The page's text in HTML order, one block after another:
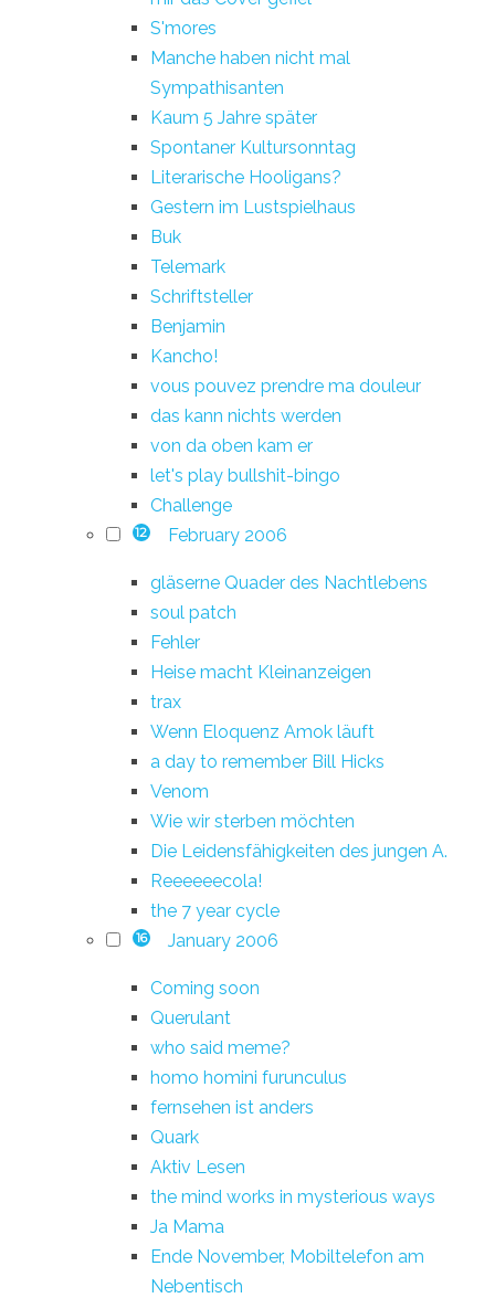
S'mores
Manche haben nicht mal
Sympathisanten
Kaum 5 Jahre später
Spontaner Kultursonntag
Literarische Hooligans?
Gestern im Lustspielhaus
Buk
Telemark
Schriftsteller
Benjamin
Kancho!
vous pouvez prendre ma douleur
das kann nichts werden
von da oben kam er
let's play bullshit-bingo
Challenge
12 February 2006
gläserne Quader des Nachtlebens
soul patch
Fehler
Heise macht Kleinanzeigen
trax
Wenn Eloquenz Amok läuft
a day to remember Bill Hicks
Venom
Wie wir sterben möchten
Die Leidensfähigkeiten des jungen A.
Reeeeeecola!
the 7 year cycle
16 January 2006
Coming soon
Querulant
who said meme?
homo homini furunculus
fernsehen ist anders
Quark
Aktiv Lesen
the mind works in mysterious ways
Ja Mama
Ende November, Mobiltelefon am
Nebentisch